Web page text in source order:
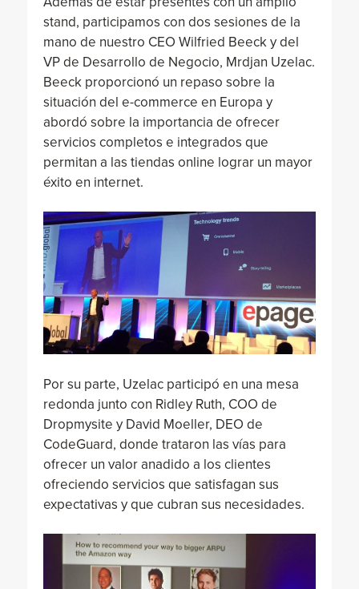
stand, participamos con dos sesiones de la
mano de nuestro CEO Wilfried Beeck y del
VP de Desarrollo de Negocio, Mrdjan Uzelac.
Beeck proporcionó un repaso sobre la
situación del e-commerce en Europa y
abordó sobre la importancia de ofrecer
servicios completos e integrados que
permitan a las tiendas online lograr un mayor
éxito en internet.
Por su parte, Uzelac participó en una mesa
redonda junto con Ridley Ruth, COO de
Dropmysite y David Moeller, DEO de
CodeGuard, donde trataron las vías para
ofrecer un valor anadido a los clientes
ofreciendo servicios que satisfagan sus
expectativas y que cubran sus necesidades.